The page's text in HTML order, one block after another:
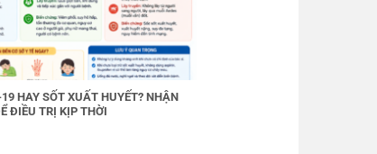
HAY SỐT XUẤT HUYẾT? NHẬN
ĐIỀU TRỊ KỊP THỜI